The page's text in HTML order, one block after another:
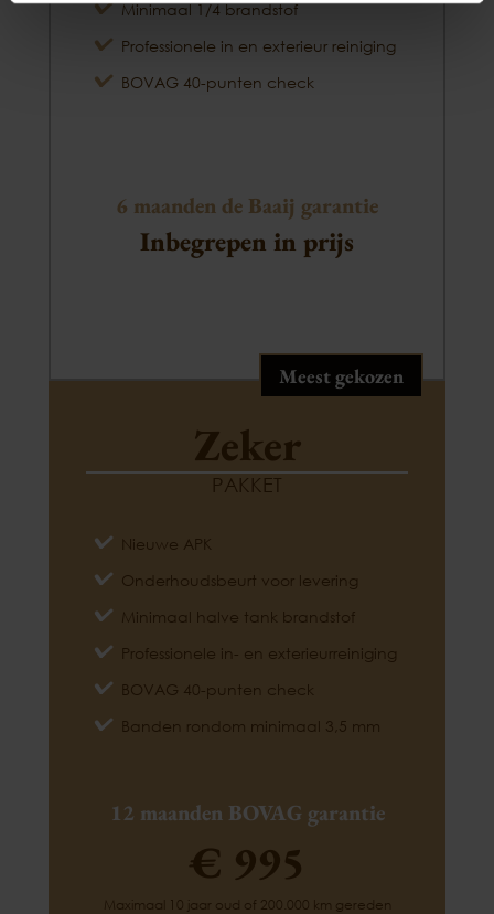
Minimaal 1/4 brandstof
Professionele in en exterieur reiniging
BOVAG 40-punten check
6 maanden de Baaij garantie
Inbegrepen in prijs
Meest gekozen
Zeker
PAKKET
Nieuwe APK
Onderhoudsbeurt voor levering
Minimaal halve tank brandstof
Professionele in- en exterieurreiniging
BOVAG 40-punten check
Banden rondom minimaal 3,5 mm
12 maanden BOVAG garantie
€ 995
Maximaal 10 jaar oud of 200.000 km gereden